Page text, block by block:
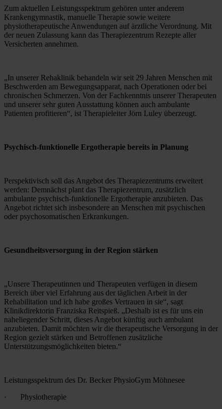
Zum aktuellen Leistungsspektrum gehören unter anderem
Krankengymnastik, manuelle Therapie sowie weitere
physiotherapeutische Anwendungen auf ärztliche Verordnung. Mit
der neuen Zulassung kann das Therapiezentrum Rezepte aller
Versicherten annehmen.
„In unserer Rehaklinik behandeln wir seit 29 Jahren Menschen mit
Beschwerden am Bewegungsapparat, nach Operationen oder bei
chronischen Schmerzen. Von der Fachkenntnis unserer Therapeuten
und unserer sehr guten Ausstattung können auch ambulante
Patienten profitieren“, ist Therapieleiter Jörn Luley überzeugt.
Psychisch-funktionelle Ergotherapie bereits in Planung
Perspektivisch soll das Angebot des Therapiezentrums erweitert
werden: Demnächst plant das Therapiezentrum, zusätzlich
ambulante psychisch-funktionelle Ergotherapie anzubieten. Das
Angebot richtet sich insbesondere an Menschen mit psychischen
oder psychosomatischen Erkrankungen.
Gesundheitsversorgung in der Region stärken
„Unsere Therapeutinnen und Therapeuten verfügen in diesem
Bereich über viel Erfahrung aus der täglichen Arbeit in der
Rehabilitation und ich habe großes Vertrauen in sie“, sagt
Klinikdirektorin Franziska Reitspieß. „Deshalb ist es für uns ein
naheliegender Schritt, dieses Angebot künftig auch ambulant
anzubieten. Damit möchten wir die therapeutische Versorgung in der
Region gezielt stärken und Betroffenen zusätzliche
Unterstützungsmöglichkeiten bieten.“
Leistungsspektrum des Dr. Becker PhysioGym Möhnesee
·       Physiotherapie